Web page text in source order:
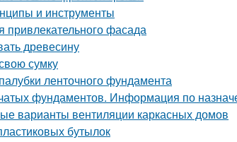
и инструменты
привлекательного фасада
древесину
сумку
ленточного фундамента
фундаментов. Информация по
варианты вентиляции каркасных домов
бутылок